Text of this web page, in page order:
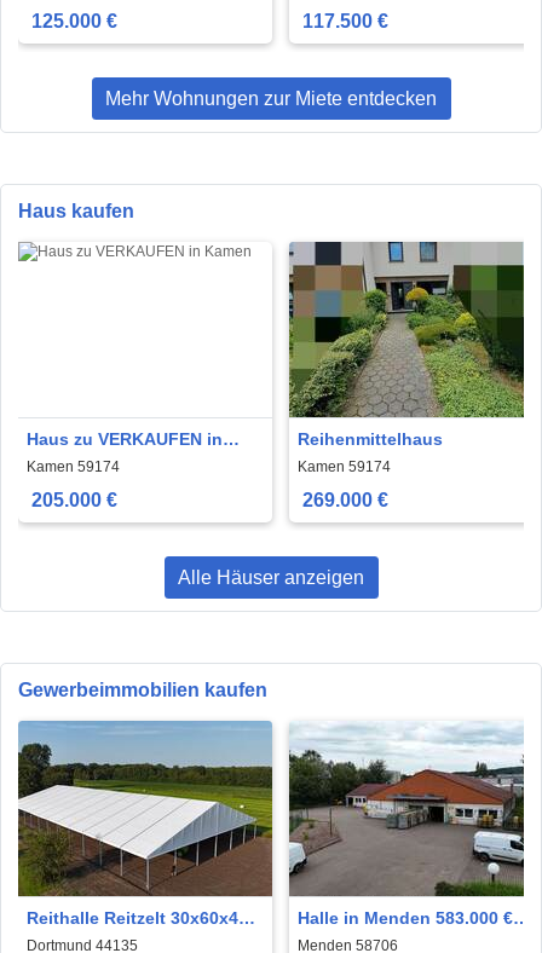
125.000 €
selbst einziehen
117.500 €
Mehr Wohnungen zur Miete entdecken
Haus kaufen
Haus zu VERKAUFEN in
Kamen
Kamen 59174
205.000 €
Reihenmittelhaus
Kamen 59174
269.000 €
Alle Häuser anzeigen
Gewerbeimmobilien kaufen
Reithalle Reitzelt 30x60x4
Leichtbauhalle Aluhalle
Dortmund 44135
Halle in Menden 583.000 €
790 m²
Menden 58706